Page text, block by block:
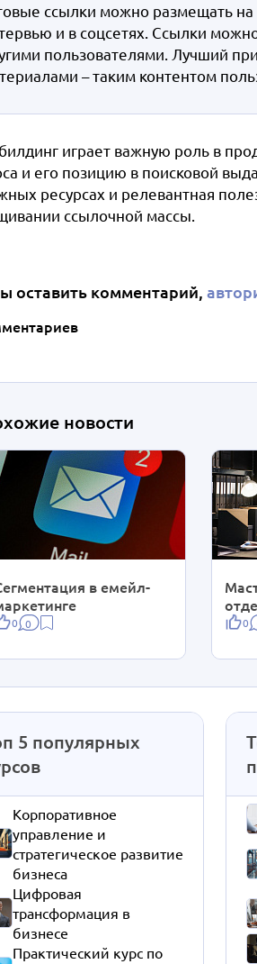
ссылки можно размещать на
и в соцсетях. Ссылки
пользователями. Лучший
– таким контентом
играет важную роль в
и его позицию в поисковой
ресурсах и релевантная
ссылочной массы.
оставить комментарий,
новости
в емейл-
0 0 0
5 популярных
Корпоративное
управление и
стратегическое развитие
бизнеса
Цифровая
трансформация в
бизнесе
Практический курс по